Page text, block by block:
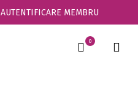
AUTENTIFICARE MEMBRU
0